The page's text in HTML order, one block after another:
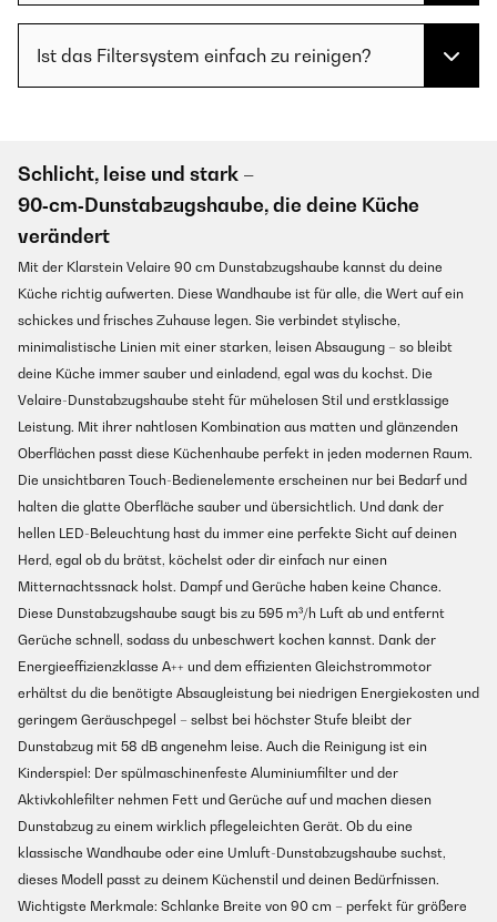
Ist das Filtersystem einfach zu reinigen?
Schlicht, leise und stark –
90‑cm‑Dunstabzugshaube, die deine Küche
verändert
Mit der Klarstein Velaire 90 cm Dunstabzugshaube kannst du deine
Küche richtig aufwerten. Diese Wandhaube ist für alle, die Wert auf ein
schickes und frisches Zuhause legen. Sie verbindet stylische,
minimalistische Linien mit einer starken, leisen Absaugung – so bleibt
deine Küche immer sauber und einladend, egal was du kochst. Die
Velaire-Dunstabzugshaube steht für mühelosen Stil und erstklassige
Leistung. Mit ihrer nahtlosen Kombination aus matten und glänzenden
Oberflächen passt diese Küchenhaube perfekt in jeden modernen Raum.
Die unsichtbaren Touch-Bedienelemente erscheinen nur bei Bedarf und
halten die glatte Oberfläche sauber und übersichtlich. Und dank der
hellen LED-Beleuchtung hast du immer eine perfekte Sicht auf deinen
Herd, egal ob du brätst, köchelst oder dir einfach nur einen
Mitternachtssnack holst. Dampf und Gerüche haben keine Chance.
Diese Dunstabzugshaube saugt bis zu 595 m³/h Luft ab und entfernt
Gerüche schnell, sodass du unbeschwert kochen kannst. Dank der
Energieeffizienzklasse A++ und dem effizienten Gleichstrommotor
erhältst du die benötigte Absaugleistung bei niedrigen Energiekosten und
geringem Geräuschpegel – selbst bei höchster Stufe bleibt der
Dunstabzug mit 58 dB angenehm leise. Auch die Reinigung ist ein
Kinderspiel: Der spülmaschinenfeste Aluminiumfilter und der
Aktivkohlefilter nehmen Fett und Gerüche auf und machen diesen
Dunstabzug zu einem wirklich pflegeleichten Gerät. Ob du eine
klassische Wandhaube oder eine Umluft-Dunstabzugshaube suchst,
dieses Modell passt zu deinem Küchenstil und deinen Bedürfnissen.
Wichtigste Merkmale: Schlanke Breite von 90 cm – perfekt für größere